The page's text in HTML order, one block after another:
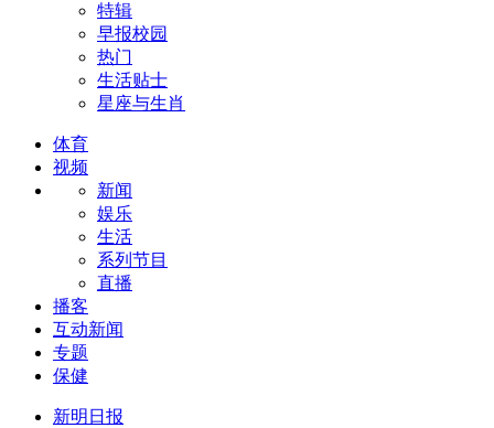
特辑
早报校园
热门
生活贴士
星座与生肖
体育
视频
新闻
娱乐
生活
系列节目
直播
播客
互动新闻
专题
保健
新明日报